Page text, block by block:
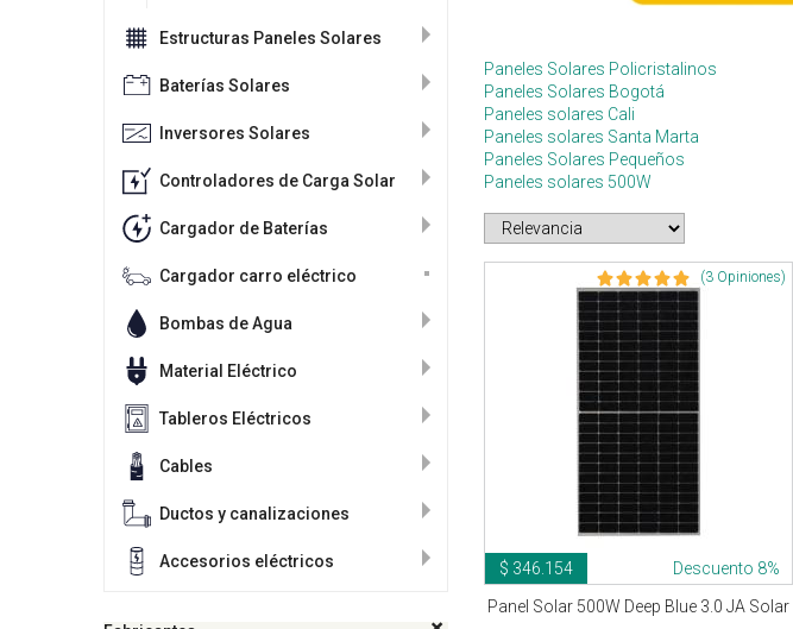
Estructuras Paneles Solares
Baterías Solares
Inversores Solares
Controladores de Carga Solar
Cargador de Baterías
Cargador carro eléctrico
Bombas de Agua
Material Eléctrico
Tableros Eléctricos
Cables
Ductos y canalizaciones
Accesorios eléctricos
Paneles Solares Policristalinos
Paneles Solares Bogotá
Paneles solares Cali
Paneles solares Santa Marta
Paneles Solares Pequeños
Paneles solares 500W
(3 Opiniones)
$ 346.154
Descuento 8%
Panel Solar 500W Deep Blue 3.0 JA Solar